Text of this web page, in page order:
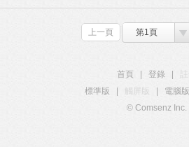
上一頁 第1頁
首頁 登錄
標準版
觸屏版 電腦版
© Comsenz Inc.